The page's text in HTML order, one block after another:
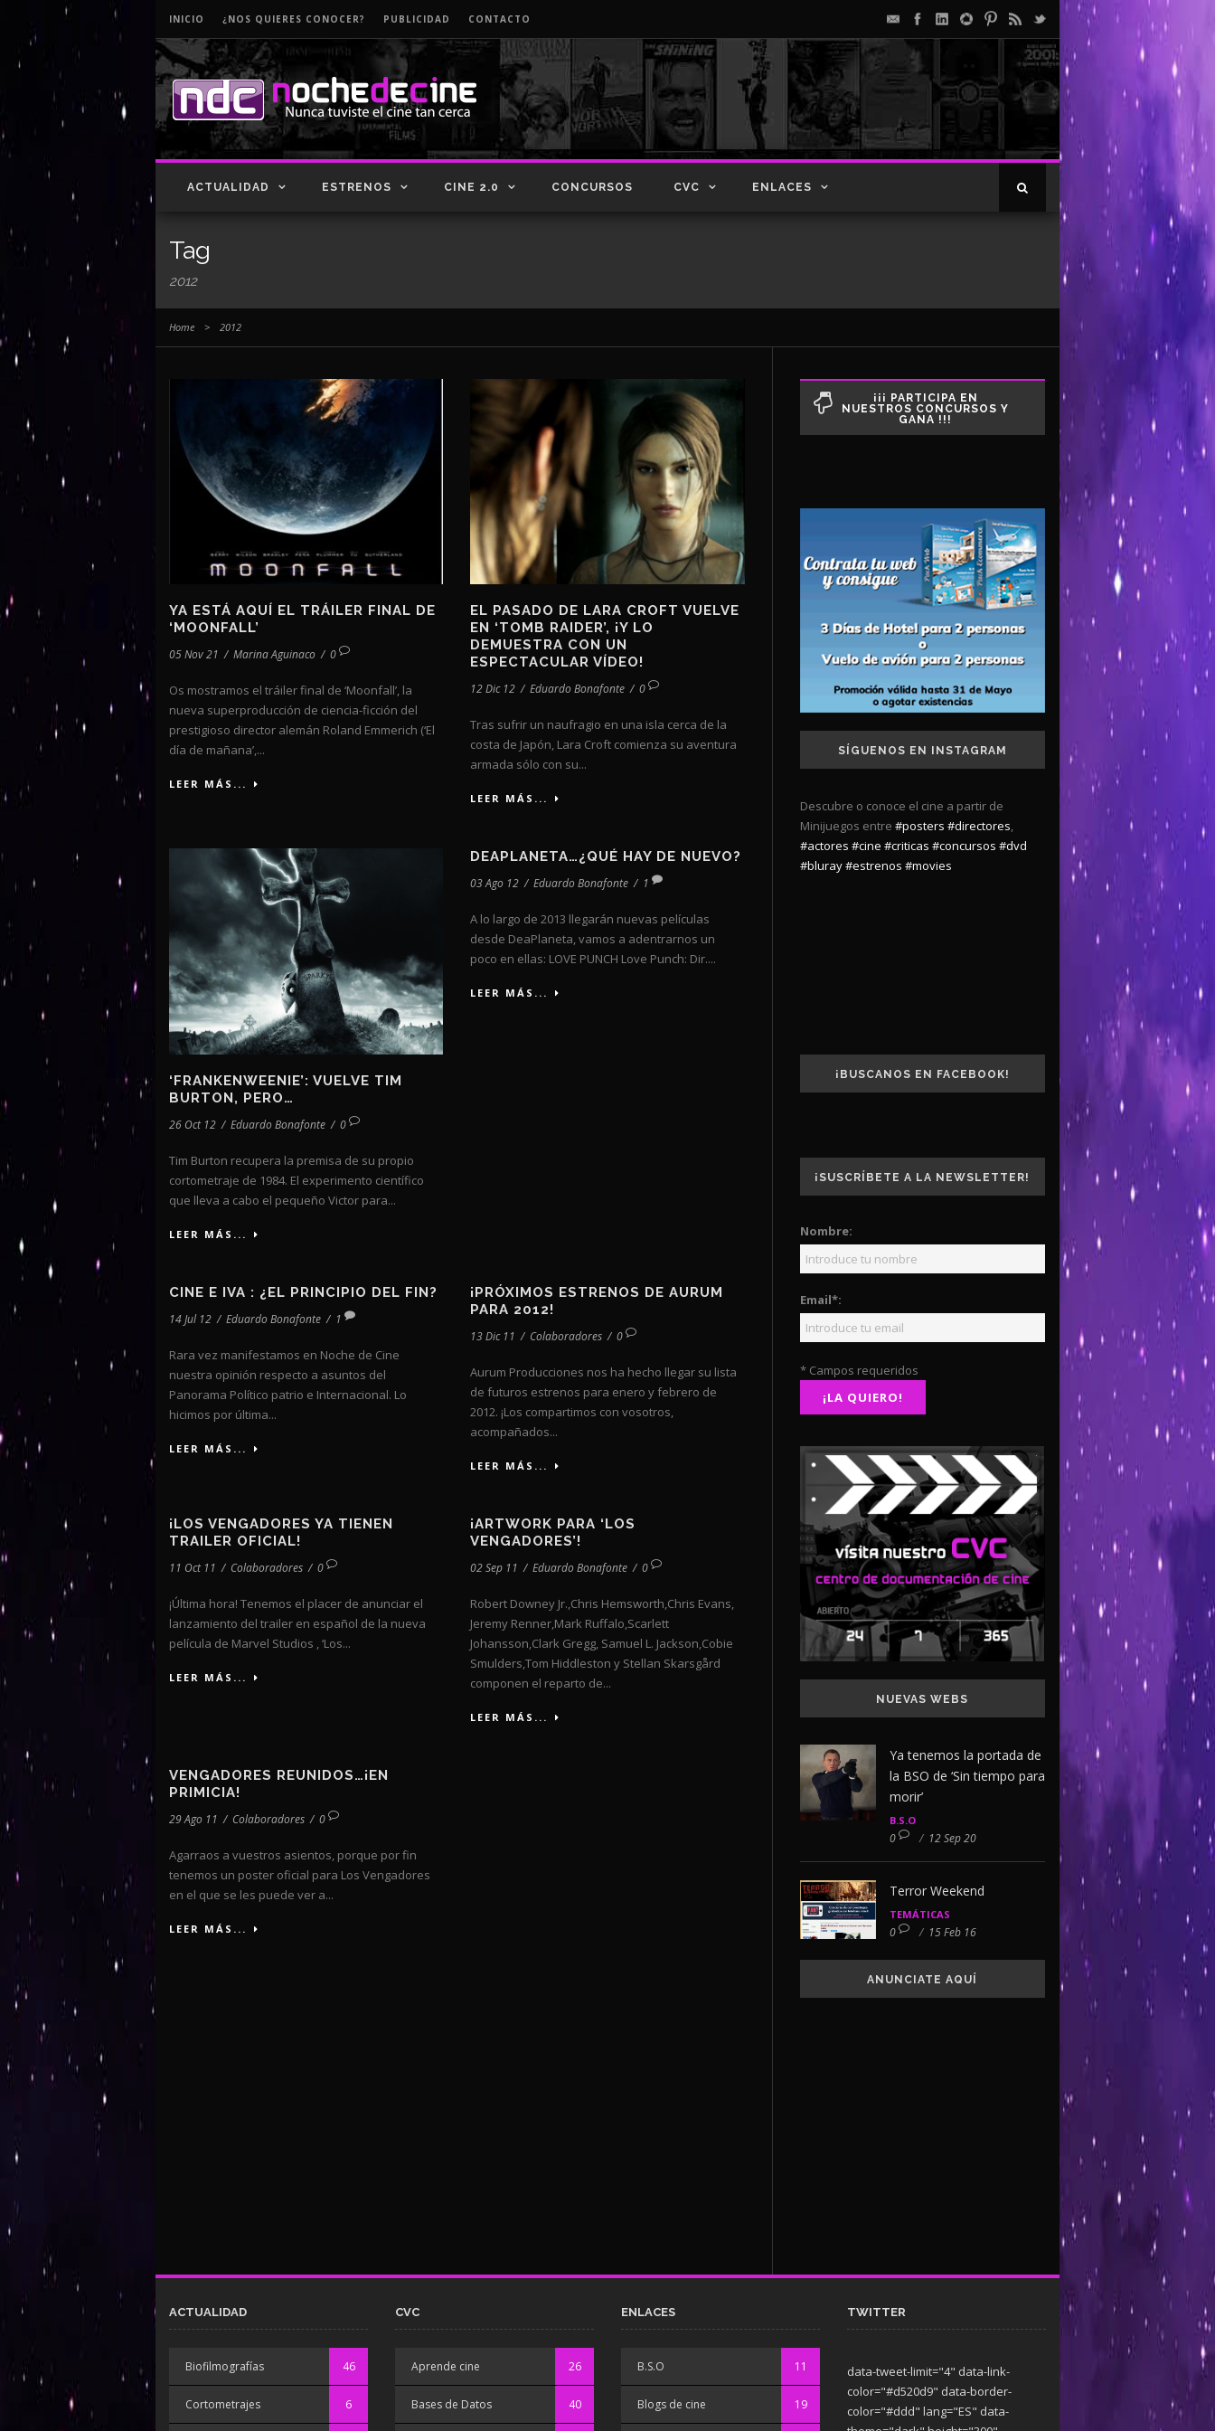
INICIO ¿NOS QUIERES CONOCER? PUBLICIDAD CONTACTO
ACTUALIDAD ESTRENOS CINE 2.0 CONCURSOS CVC ENLACES
Tag
2012
Home > 2012
YA ESTÁ AQUÍ EL TRÁILER FINAL DE
‘MOONFALL’
05 Nov 21 / Marina Aguinaco / 0
Os mostramos el tráiler final de ‘Moonfall’, la
nueva superproducción de ciencia-ficción del
prestigioso director alemán Roland Emmerich (‘El
día de mañana’,...
LEER MÁS...
EL PASADO DE LARA CROFT VUELVE
EN ‘TOMB RAIDER’, ¡Y LO
DEMUESTRA CON UN
ESPECTACULAR VÍDEO!
12 Dic 12 / Eduardo Bonafonte / 0
Tras sufrir un naufragio en una isla cerca de la
costa de Japón, Lara Croft comienza su aventura
armada sólo con su...
LEER MÁS...
‘FRANKENWEENIE’: VUELVE TIM
BURTON, PERO…
26 Oct 12 / Eduardo Bonafonte / 0
Tim Burton recupera la premisa de su propio
cortometraje de 1984. El experimento científico
que lleva a cabo el pequeño Victor para...
LEER MÁS...
DEAPLANETA…¿QUÉ HAY DE NUEVO?
03 Ago 12 / Eduardo Bonafonte / 1
A lo largo de 2013 llegarán nuevas películas
desde DeaPlaneta, vamos a adentrarnos un
poco en ellas: LOVE PUNCH Love Punch: Dir....
LEER MÁS...
CINE E IVA : ¿EL PRINCIPIO DEL FIN?
14 Jul 12 / Eduardo Bonafonte / 1
Rara vez manifestamos en Noche de Cine
nuestra opinión respecto a asuntos del
Panorama Político patrio e Internacional. Lo
hicimos por última...
LEER MÁS...
¡PRÓXIMOS ESTRENOS DE AURUM
PARA 2012!
13 Dic 11 / Colaboradores / 0
Aurum Producciones nos ha hecho llegar su lista
de futuros estrenos para enero y febrero de
2012. ¡Los compartimos con vosotros,
acompañados...
LEER MÁS...
¡LOS VENGADORES YA TIENEN
TRAILER OFICIAL!
11 Oct 11 / Colaboradores / 0
¡Última hora! Tenemos el placer de anunciar el
lanzamiento del trailer en español de la nueva
película de Marvel Studios , ‘Los...
LEER MÁS...
¡ARTWORK PARA ‘LOS
VENGADORES’!
02 Sep 11 / Eduardo Bonafonte / 0
Robert Downey Jr.,Chris Hemsworth,Chris Evans,
Jeremy Renner,Mark Ruffalo,Scarlett
Johansson,Clark Gregg, Samuel L. Jackson,Cobie
Smulders,Tom Hiddleston y Stellan Skarsgård
componen el reparto de...
LEER MÁS...
VENGADORES REUNIDOS…¡EN
PRIMICIA!
29 Ago 11 / Colaboradores / 0
Agarraos a vuestros asientos, porque por fin
tenemos un poster oficial para Los Vengadores
en el que se les puede ver a...
LEER MÁS...
¡¡¡ PARTICIPA EN
NUESTROS CONCURSOS Y
GANA !!!
SÍGUENOS EN INSTAGRAM
Descubre o conoce el cine a partir de
Minijuegos entre #posters #directores,
#actores #cine #criticas #concursos #dvd
#bluray#estrenos #movies
¡BUSCANOS EN FACEBOOK!
¡SUSCRÍBETE A LA NEWSLETTER!
Nombre:
Email*:
* Campos requeridos
NUEVAS WEBS
Ya tenemos la portada de
la BSO de ‘Sin tiempo para
morir’
B.S.O
0 / 12 Sep 20
Terror Weekend
TEMÁTICAS
0 / 15 Feb 16
ANUNCIATE AQUÍ
ACTUALIDAD
Biofilmografías 46
Cortometrajes 6
CVC
Aprende cine 26
Bases de Datos 40
ENLACES
B.S.O 11
Blogs de cine 19
TWITTER
data-tweet-limit="4" data-link-
color="#d520d9" data-border-
color="#ddd" lang="ES" data-